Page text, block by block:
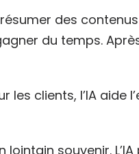
des contenus
du temps. Après
les clients, l’IA aide
souvenir.